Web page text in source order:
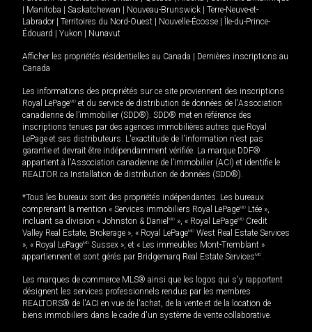
Manitoba Saskatchewan Nouveau-Brunswick
Terre-Neuve-et-
Labrador
Territoires du Nord-Ouest Nouvelle-Écosse
Île-du-Prince-
Édouard
Yukon Nunavut
Afficher les propriétés résidentielles au Canada
Dernières inscriptions au
Canada
Les informations des propriétés sur ce site proviennent des inscriptions
Royal LePageMD et du service de distribution de données de l'Association
canadienne de l’immobilier (SDD®). SDD® met en référence des
inscriptions tenues par des agences immobilières autres que Royal
LePage et ses distributeurs. L'exactitude de l'information n'est pas
garantie et devrait être indépendamment vérifiée. La marque DDF®
appartient à l'Association canadienne de l’immobilier (ACI) et identifie le
REALTOR.ca Installation de distribution de données (SDD®).
*Tous les bureaux sont des propriétés indépendantes. Les bureaux
comprenant la mention « Services immobiliers Royal LePageMD Ltée »,
incluant sa division « Johnston & Daniel MD », « Royal LePageMD Credit
Valley Real Estate, Brokerage », « Royal LePageMD West Real Estate Services
», « Royal LePageMD Sussex », et « Les immeubles Mont-Tremblant »
appartiennent et sont gérés par Bridgemarq Real Estate ServicesMD.
Les marques de commerce MLS® ainsi que les logos qui s'y rapportent
désignent les services professionnels rendus par les membres
REALTORS® de l'ACI en vue de l'achat, de la vente et de la location de
biens immobiliers dans le cadre d'un système de vente collaborative.